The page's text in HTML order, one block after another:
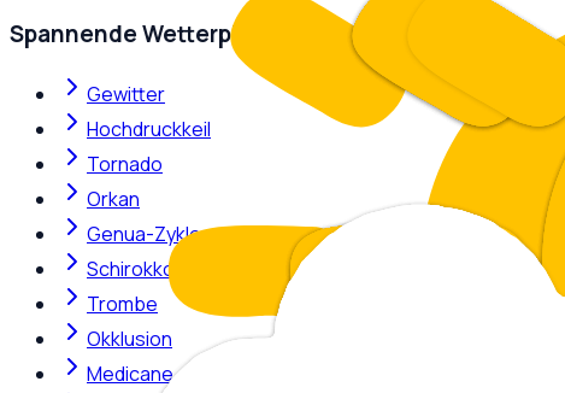
Spannende Wetterphänomene
Gewitter
Hochdruckkeil
Tornado
Orkan
Genua-Zyklone
Schirokko
Trombe
Okklusion
Medicane